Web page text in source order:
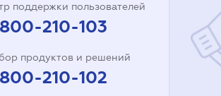
поддержки пользователей
210-103
продуктов и решений
210-102